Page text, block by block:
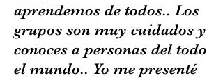
aprendemos de todos.. Los
grupos son muy cuidados y
conoces a personas del todo
el mundo.. Yo me presenté